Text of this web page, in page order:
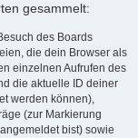
gesammelt:
des Boards
die dein Browser als
einzelnen Aufrufen des
die aktuelle ID deiner
werden können),
(zur Markierung
bist) sowie